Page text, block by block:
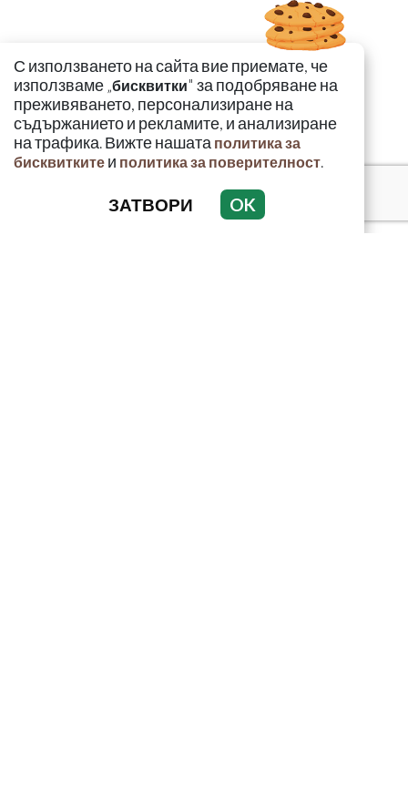
С използването на сайта вие приемате, че
използваме „бисквитки" за подобряване на
преживяването, персонализиране на
съдържанието и рекламите, и анализиране
на трафика. Вижте нашата политика за
бисквитките и политика за поверителност.
ЗАТВОРИ OK